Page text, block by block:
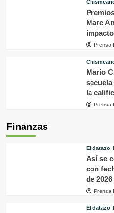
Marc
Prensa
Mario
secuela
la
Prensa
Finanzas
El datazo
Así se
con
de 2026
Prensa
El datazo